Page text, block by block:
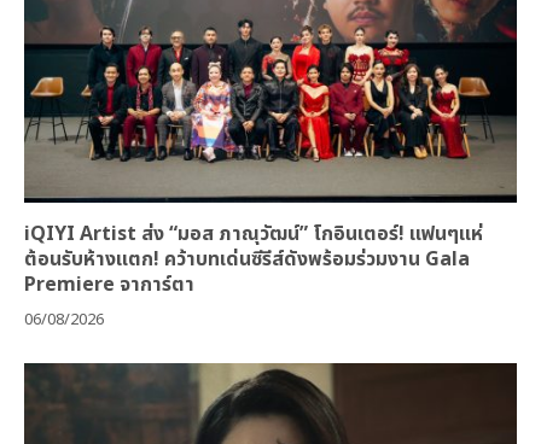
iQIYI Artist ส่ง “มอส ภาณุวัฒน์” โกอินเตอร์! แฟนๆแห่
ต้อนรับห้างแตก! คว้าบทเด่นซีรีส์ดังพร้อมร่วมงาน Gala
Premiere จาการ์ตา
06/08/2026